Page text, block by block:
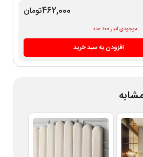
462,000تومان
موجودی انبار 100 عدد
افزودن به سبد خرید